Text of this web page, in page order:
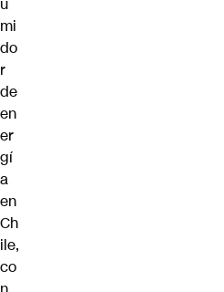
mi
do
r
de
en
er
gí
a
en
Ch
ile,
co